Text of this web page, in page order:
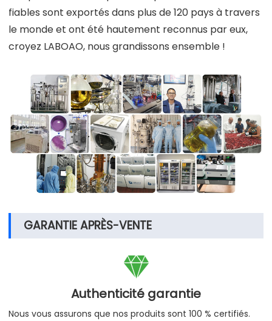
fiables sont exportés dans plus de 120 pays à travers
le monde et ont été hautement reconnus par eux,
croyez LABOAO, nous grandissons ensemble !
GARANTIE APRÈS-VENTE

Authenticité garantie
Nous vous assurons que nos produits sont 100 % certifiés.